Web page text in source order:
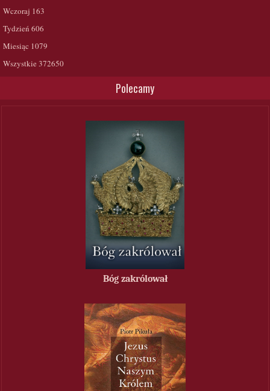
Wczoraj 163
Tydzień 606
Miesiąc 1079
Wszystkie 372650
Polecamy
Bóg zakrólował